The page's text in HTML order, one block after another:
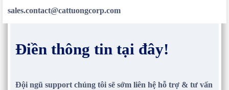
sales.contact@cattuongcorp.com
Điền thông tin tại đây!
Đội ngũ support chúng tôi sẽ sớm liên hệ hỗ trợ & tư vấn